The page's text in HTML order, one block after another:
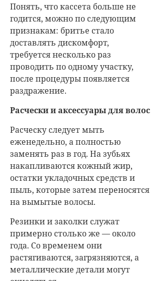
Понять, что кассета больше не
годится, можно по следующим
признакам: бритье стало
доставлять дискомфорт,
требуется несколько раз
проводить по одному участку,
после процедуры появляется
раздражение.
Расчески и аксессуары для волос
Расческу следует мыть
еженедельно, а полностью
заменять раз в год. На зубьях
накапливаются кожный жир,
остатки укладочных средств и
пыль, которые затем переносятся
на вымытые волосы.
Резинки и заколки служат
примерно столько же — около
года. Со временем они
растягиваются, загрязняются, а
металлические детали могут